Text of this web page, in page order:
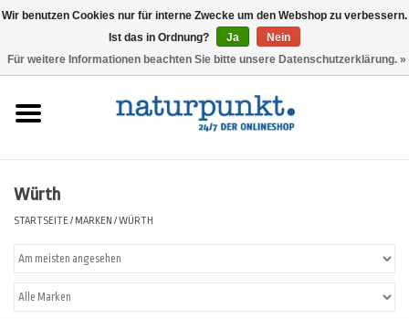
Werkzeuge
Würth
STARTSEITE / MARKEN /WÜRTH
Wir benutzen Cookies nur für interne Zwecke um den Webshop zu verbessern.
Ist das in Ordnung?
Ja
Nein
Für weitere Informationen beachten Sie bitte unsere Datenschutzerklärung. »